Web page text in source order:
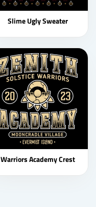
Slime Ugly Sweater
Warriors Academy Crest